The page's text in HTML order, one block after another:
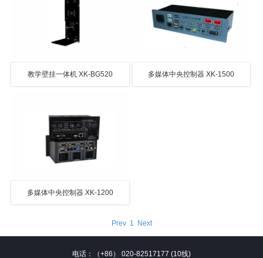
教学壁挂一体机 XK-BG520 多媒体中央控制器 XK-1500
多媒体中央控制器 XK-1200
Prev 1 Next
电话：（+86） 020-82517177 (10线)